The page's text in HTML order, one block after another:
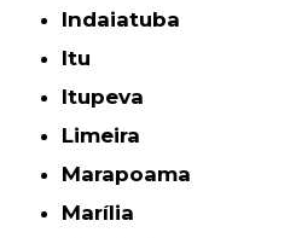
Indaiatuba
Itu
Itupeva
Limeira
Marapoama
Marília